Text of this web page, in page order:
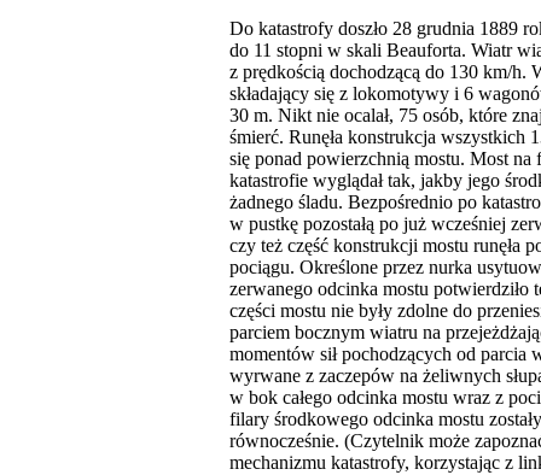
Do katastrofy doszło 28 grudnia 1889
do 11 stopni w skali Beauforta. Wiatr
z prędkością dochodzącą do 130 km/h.
składający się z lokomotywy i 6
30 m. Nikt nie ocalał, 75 osób, które
śmierć. Runęła konstrukcja wszystkich
się ponad powierzchnią mostu. Most
katastrofie wyglądał tak, jakby jego
żadnego śladu. Bezpośrednio po
w pustkę pozostałą po już wcześniej
czy też część konstrukcji mostu runęła
pociągu. Określone przez nurka
zerwanego odcinka mostu
części mostu nie były zdolne do
parciem bocznym wiatru na
momentów sił pochodzących od parcia
wyrwane z zaczepów na żeliwnych
w bok całego odcinka mostu wraz z
filary środkowego odcinka mostu
równocześnie. (Czytelnik może
mechanizmu katastrofy, korzystając z